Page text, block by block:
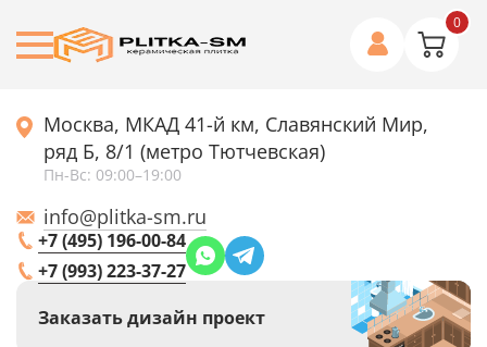
0
Москва, МКАД 41-й км, Славянский Мир,
ряд Б, 8/1 (метро Тютчевская)
Пн-Вс: 09:00–19:00
info@plitka-sm.ru
+7 (495) 196-00-84
+7 (993) 223-37-27
Заказать дизайн проект